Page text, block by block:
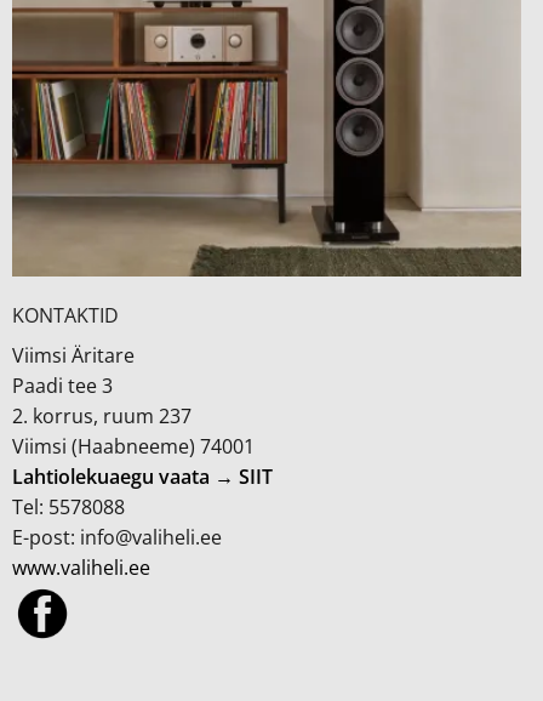
KONTAKTID
Viimsi Äritare
Paadi tee 3
2. korrus, ruum 237
Viimsi (Haabneeme) 74001
Lahtiolekuaegu vaata → SIIT
Tel: 5578088
E-post: info@valiheli.ee
www.valiheli.ee